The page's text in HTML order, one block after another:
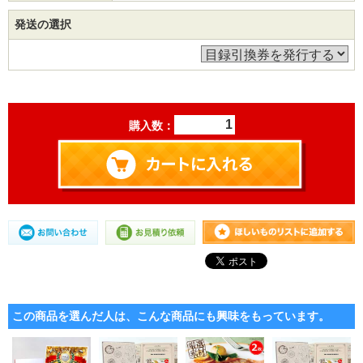
発送の選択
購入数：
この商品を選んだ人は、こんな商品にも興味をもっています。